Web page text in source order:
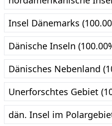
Insel Dänemarks
Dänische Inseln
Dänisches Nebenland
Unerforschtes Gebiet
dän. Insel im